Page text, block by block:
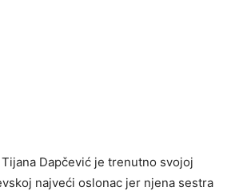
Dapčević je trenutno svojoj
najveći oslonac jer njena sestra